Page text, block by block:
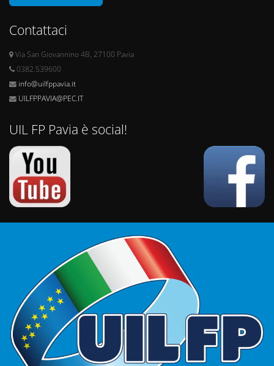
Contattaci
Via San Giovannino 4B, 27100 Pavia
0382.539600
info@uilfppavia.it
UILFPPAVIA@PEC.IT
UIL FP Pavia è social!